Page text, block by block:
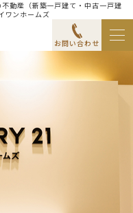
動産（新築一戸建て・中古一戸建
ワンホームズ
お問い合わせ